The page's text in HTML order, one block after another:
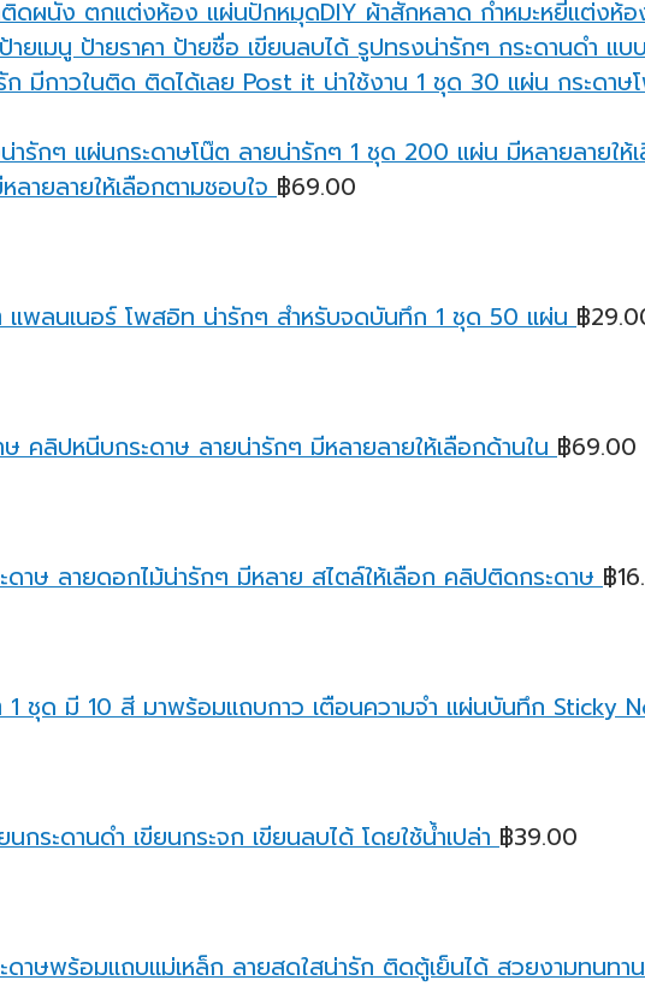
ดผนัง ตกแต่งห้อง แผ่นปักหมุดDIY ผ้าสักหลาด กำหมะหยี่แต่งห้อ
กระดานดำ แบ
กระดา
ายลายให้เลือกตามชอบใจ ฿69.00
แพลนเนอร์ โพสอิท น่ารักๆ สำหรับจดบันทึก 1 ชุด 50 แผ่น ฿
คลิปหนีบกระดาษ ลายน่ารักๆ มีหลายลายให้เลือกด้านใน ฿69.00
ดาษ ลายดอกไม้น่ารักๆ มีหลาย สไตล์ให้เลือก คลิปติดกระดาษ ฿
1 ชุด มี 10 สี มาพร้อมแถบกาว เตือนความจํา แผ่นบันทึก Sticky
กระดานดำ เขียนกระจก เขียนลบได้ โดยใช้น้ำเปล่า ฿39.00
ดาษพร้อมแถบแม่เหล็ก ลายสดใสน่ารัก ติดตู้เย็นได้ สวยงามทนทาน